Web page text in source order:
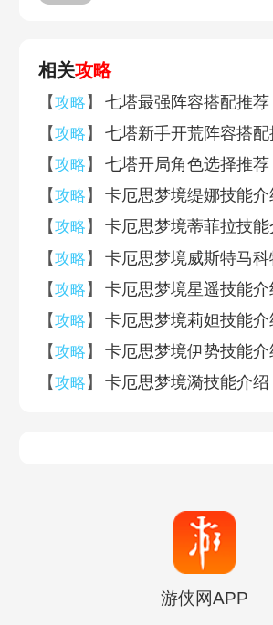
相关攻略
【攻略 】
七塔最强阵容搭配推荐
【攻略 】
七塔新手开荒阵容搭配
【攻略 】
七塔开局角色选择推荐
【攻略 】
卡厄思梦境缇娜技能介
【攻略 】
卡厄思梦境蒂菲拉技能
【攻略 】
卡厄思梦境威斯特马
【攻略 】
卡厄思梦境星遥技能介
【攻略 】
卡厄思梦境莉妲技能介
【攻略 】
卡厄思梦境伊势技能介
【攻略 】 卡厄思梦境漪技能介绍
游侠网APP